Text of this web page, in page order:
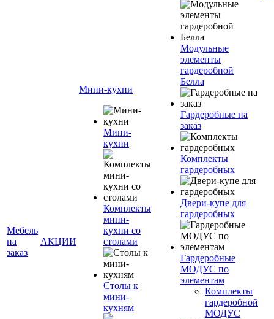
Мебель
на
заказ
АКЦИИ
Мини-кухни
Мини-
кухни
Комплекты
мини-
кухни со
столами
Столы к
мини-
кухням
Модульные
элементы
гардеробной
Белла
Гардеробные на
заказ
Комплекты
гардеробных
Двери-купе для
гардеробных
Гардеробные
МОДУС по
элементам
Комплекты
гардеробной
МОДУС